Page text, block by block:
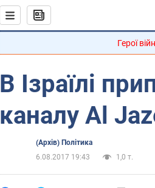
Герої
В Ізраїлі
каналу Al
(Архів) Політика
6.08.2017 19:43
1,0 т.